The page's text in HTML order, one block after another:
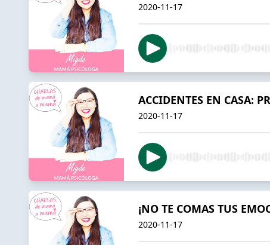
2020-11-17
ACCIDENTES EN CASA:
2020-11-17
¡NO TE COMAS TUS
2020-11-17